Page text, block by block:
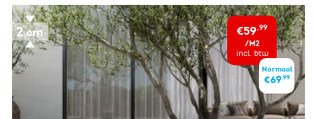
€59,99
/M2
incl. btw
Normaal
€69,99